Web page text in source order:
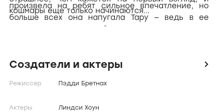
произвела на ребят сильное впечатление, но
больше всех она напугала Тару — ведь в ее
видениях Блуто погибает от рук одного из
кошмары еще только начинаются...
Создатели и актеры icon
Режиссер Пэдди Бретнах
Актеры
Линдси Хоун